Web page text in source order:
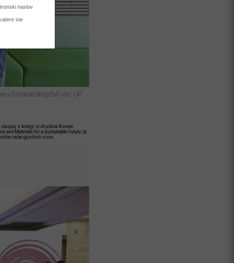
SchwarzkopfuFoto: UP
skupaj s kolegi iz društva Korean
and Materials for a Sustainable Future, je
rabe gozdnih virov.